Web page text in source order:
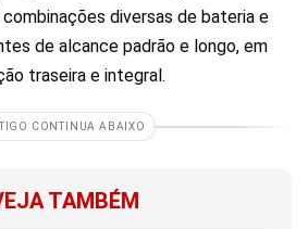
diversas de bateria e
de alcance padrão e longo, em
traseira e integral.
CONTINUA ABAIXO
TAMBÉM